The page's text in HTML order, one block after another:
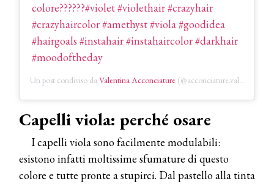
colore??????#violet #violethair #crazyhair
#crazyhaircolor #amethyst #viola #goodidea
#hairgoals #instahair #instahaircolor #darkhair
#moodoftheday
Un post condiviso daValentina Acconciature (@acconciature.valentina) in data:
Capelli viola: perché osare
I capelli viola sono facilmente modulabili:
esistono infatti moltissime sfumature di questo
colore e tutte pronte a stupirci. Dal pastello alla tinta